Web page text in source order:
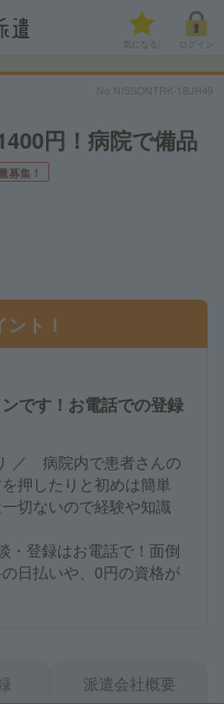
気になる!
No.NISSONTRK-1BJH49
円！病院で備品
募集！
ト！
です！お電話での登録
／ 病院内で患者さんの
押したりと初めは簡単
切ないので経験や知識
登録はお電話で！面倒
日払いや、0円の資格が
派遣会社概要